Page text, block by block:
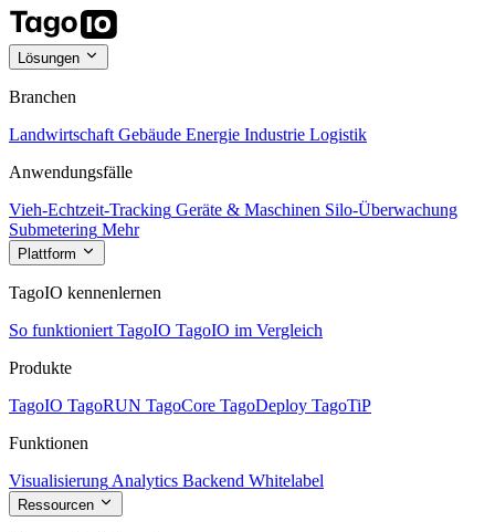
Lösungen
Branchen
Landwirtschaft Gebäude Energie Industrie Logistik
Anwendungsfälle
Vieh-Echtzeit-Tracking Geräte & Maschinen Silo-Überwachung
Submetering Mehr
Plattform
TagoIO kennenlernen
So funktioniert TagoIO TagoIO im Vergleich
Produkte
TagoIO TagoRUN TagoCore TagoDeploy TagoTiP
Funktionen
Visualisierung Analytics Backend Whitelabel
Ressourcen